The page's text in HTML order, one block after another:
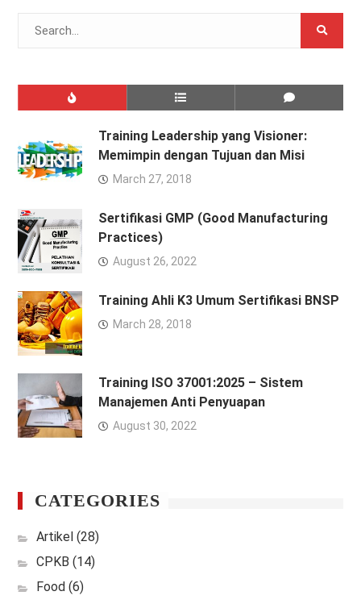
Training Leadership yang Visioner:
Memimpin dengan Tujuan dan Misi
March 27, 2018
Sertifikasi GMP (Good Manufacturing
Practices)
August 26, 2022
Training Ahli K3 Umum Sertifikasi BNSP
March 28, 2018
Training ISO 37001:2025 – Sistem
Manajemen Anti Penyuapan
August 30, 2022
CATEGORIES
Artikel(28)
CPKB (14)
Food(6)